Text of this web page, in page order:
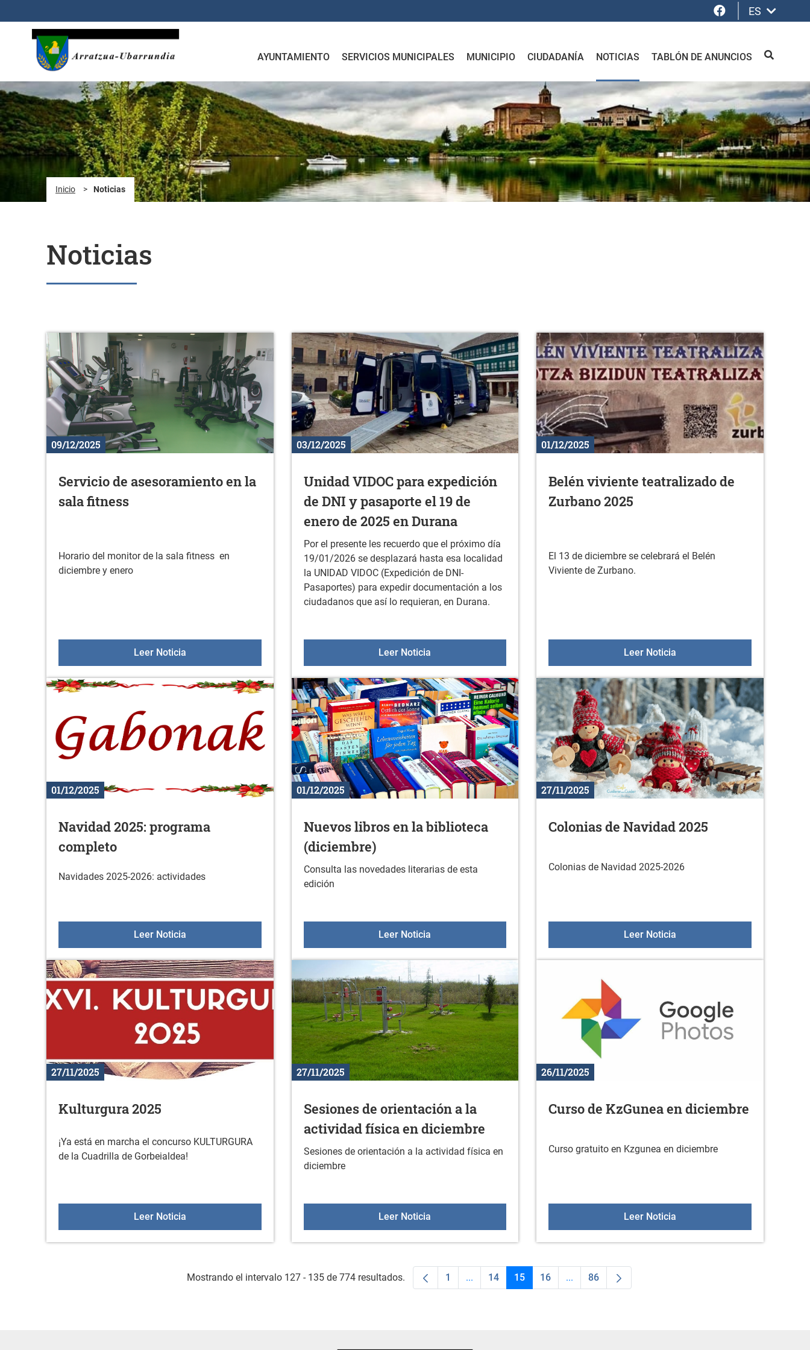
Facebook
ES
AYUNTAMIENTO SERVICIOS MUNICIPALES MUNICIPIO CIUDADANÍA NOTICIAS TABLÓN DE ANUNCIOS BUSCAR
Inicio > Noticias
Noticias
09/12/2025
Servicio de asesoramiento en la
sala fitness
Horario del monitor de la sala fitness en
diciembre y enero
Leer NoticiaServicio de asesoramiento en la sala fitness
03/12/2025
Unidad VIDOC para expedición
de DNI y pasaporte el 19 de
enero de 2025 en Durana
Por el presente les recuerdo que el próximo día
19/01/2026 se desplazará hasta esa localidad
la UNIDAD VIDOC (Expedición de DNI-
Pasaportes) para expedir documentación a los
ciudadanos que así lo requieran, en Durana.
Leer Noticia Unidad VIDOC para expedición de DNI y pasaporte el 19 de enero de 2025 en Durana
01/12/2025
Belén viviente teatralizado de
Zurbano 2025
El 13 de diciembre se celebrará el Belén
Viviente de Zurbano.
Leer Noticia
01/12/2025
Navidad 2025: programa
completo
Navidades 2025-2026: actividades
Leer NoticiaNavidad 2025: programa completo
01/12/2025
Nuevos libros en la biblioteca
(diciembre)
Consulta las novedades literarias de esta
edición
Leer Noticia
27/11/2025
Colonias de Navidad 2025
Colonias de Navidad 2025-2026
Leer Noticia
27/11/2025
Kulturgura 2025
¡Ya está en marcha el concurso KULTURGURA
de la Cuadrilla de Gorbeialdea!
Leer NoticiaKulturgura 2025
27/11/2025
Sesiones de orientación a la
actividad física en diciembre
Sesiones de orientación a la actividad física en
diciembre
Leer Noticia Sesiones de orientación a la actividad física en diciembre
26/11/2025
Curso de KzGunea en diciembre
Curso gratuito en Kzgunea en diciembre
Leer Noticia
Mostrando el intervalo 127 - 135 de 774 resultados. Página
1 ...Páginas intermedias Use TAB para desplazarse.
Página
14 Página
15 Página
16 ...Páginas intermedias Use TAB para desplazarse.
Página
86